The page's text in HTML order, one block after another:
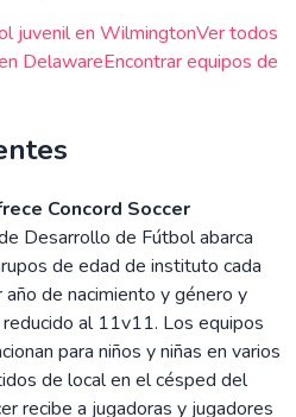
juvenil en WilmingtonVer todos
DelawareEncontrar equipos de
Concord Soccer
Desarrollo de Fútbol abarca
de edad de instituto cada
de nacimiento y género y
al 11v11. Los equipos
para niños y niñas en varios
de local en el césped del
recibe a jugadoras y jugadores